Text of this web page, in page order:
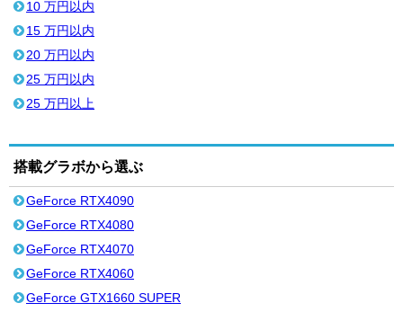
10 万円以内
15 万円以内
20 万円以内
25 万円以内
25 万円以上
搭載グラボから選ぶ
GeForce RTX4090
GeForce RTX4080
GeForce RTX4070
GeForce RTX4060
GeForce GTX1660 SUPER